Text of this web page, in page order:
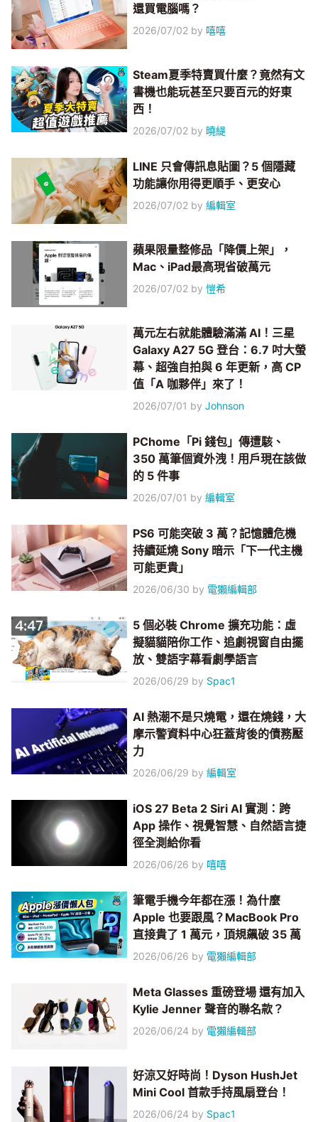
還買電腦嗎？
2026/07/02 by 嘻嘻
Steam夏季特賣買什麼？竟然有文
書機也能玩甚至只要百元的好東
西！
2026/07/02 by 曉緹
LINE 只會傳訊息貼圖？5 個隱藏
功能讓你用得更順手、更安心
2026/07/02 by編輯室
蘋果限量整修品「降價上架」，
Mac、iPad最高現省破萬元
2026/07/02 by愷希
萬元左右就能體驗滿滿 AI！三星
Galaxy A27 5G 登台：6.7 吋大螢
幕、超強自拍與 6 年更新，高 CP
值「A 咖夥伴」來了！
2026/07/01 byJohnson
PChome「Pi 錢包」傳遭駭、
350 萬筆個資外洩！用戶現在該做
的 5 件事
2026/07/01 by編輯室
PS6 可能突破 3 萬？記憶體危機
持續延燒 Sony 暗示「下一代主機
可能更貴」
2026/06/30 by 電獺編輯部
5 個必裝 Chrome 擴充功能：虛
擬貓貓陪你工作、追劇視窗自由擺
放、雙語字幕看劇學語言
2026/06/29 by Spac1
AI 熱潮不是只燒電，還在燒錢，大
摩示警資料中心狂蓋背後的債務壓
力
2026/06/29 by編輯室
iOS 27 Beta 2 Siri AI 實測：跨
App 操作、視覺智慧、自然語言捷
徑全測給你看
2026/06/26 by 嘻嘻
筆電手機今年都在漲！為什麼
Apple 也要跟風？MacBook Pro
直接貴了 1 萬元，頂規飆破 35 萬
2026/06/26 by 電獺編輯部
Meta Glasses 重磅登場 還有加入
Kylie Jenner 聲音的聯名款？
2026/06/24 by 電獺編輯部
好涼又好時尚！Dyson HushJet
Mini Cool 首款手持風扇登台！
2026/06/24 by Spac1